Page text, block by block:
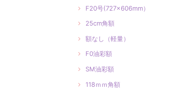
F20号(727×606mm）
25cm角額
額なし（軽量）
F0油彩額
SM油彩額
118ｍｍ角額